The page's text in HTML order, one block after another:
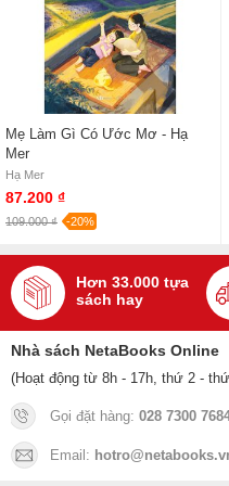
Mẹ Làm Gì Có Ước Mơ - Hạ
Mer
Hạ Mer
87.200 ₫
109.000 ₫ -20%
Hơn 33.000 tựa
sách hay
Nhà sách NetaBooks Online
(Hoạt động từ 8h - 17h, thứ 2 -
Gọi đặt hàng: 028 7300
Email: